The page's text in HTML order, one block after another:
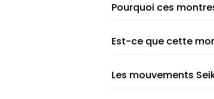
Pourquoi ces
Est-ce que cette
Les mouvements